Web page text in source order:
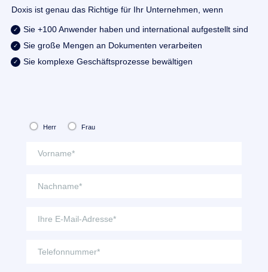
Doxis ist genau das Richtige für Ihr Unternehmen, wenn
Sie +100 Anwender haben und international aufgestellt sind
Sie große Mengen an Dokumenten verarbeiten
Sie komplexe Geschäftsprozesse bewältigen
Herr Frau